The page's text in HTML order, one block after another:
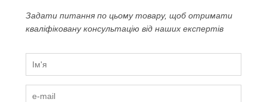
Задати питання по цьому товару, щоб отримати
кваліфіковану консультацію від наших експертів